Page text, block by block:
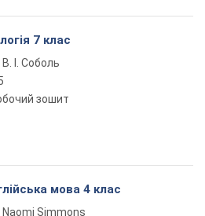
7 клас
В. І. Соболь
зошит
мова 4 клас
Naomi Simmons